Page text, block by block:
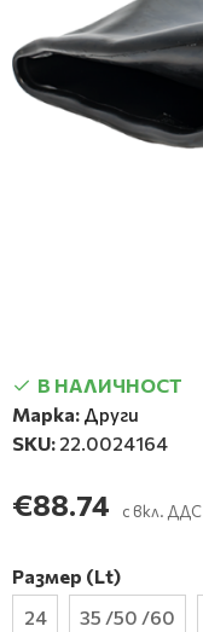
В НАЛИЧНОСТ
Марка: Други
SKU: 22.0024164
€88.74 с вкл. ДДС
Размер (Lt)
24
35 /50 /60